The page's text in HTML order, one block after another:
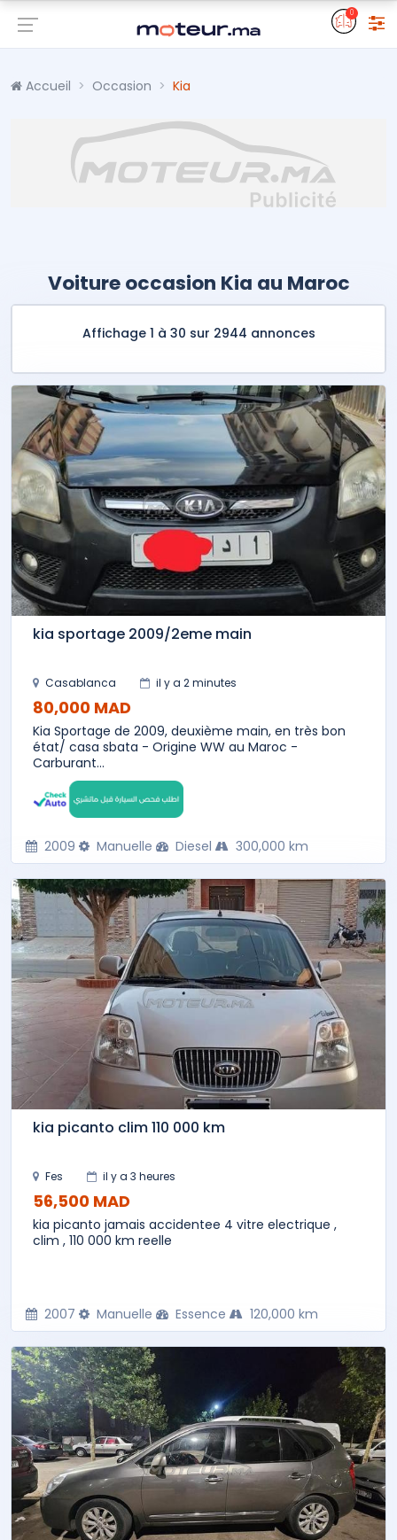
0
Accueil Occasion Kia
Voiture occasion Kia au Maroc
Affichage 1 à 30 sur 2944 annonces
kia sportage 2009/2eme main
Casablanca il y a 2 minutes
80,000 MAD
Kia Sportage de 2009, deuxième main, en très bon
état/ casa sbata - Origine WW au Maroc -
Carburant...
2009 Manuelle Diesel 300,000 km
kia picanto clim 110 000 km
Fes il y a 3 heures
56,500 MAD
kia picanto jamais accidentee 4 vitre electrique ,
clim , 110 000 km reelle
2007 Manuelle Essence 120,000 km